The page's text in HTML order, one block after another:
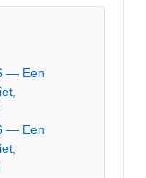
— Een
— Een